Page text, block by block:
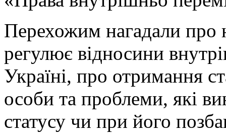
Перехожим нагадали про
регулює відносини
Україні, про отримання
особи та проблеми, які
статусу чи при його